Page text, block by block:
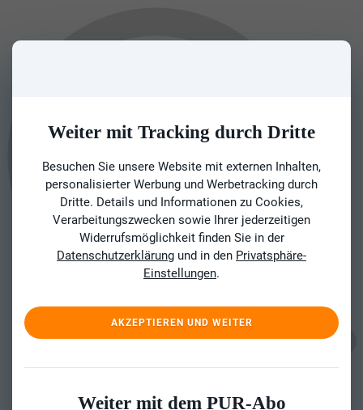
Weiter mit Tracking durch Dritte
Besuchen Sie unsere Website mit externen Inhalten,
personalisierter Werbung und Werbetracking durch
Dritte. Details und Informationen zu Cookies,
Verarbeitungszwecken sowie Ihrer jederzeitigen
Widerrufsmöglichkeit finden Sie in der
Datenschutzerklärung und in den Privatsphäre-
Einstellungen.
AKZEPTIEREN UND WEITER
Weiter mit dem PUR-Abo